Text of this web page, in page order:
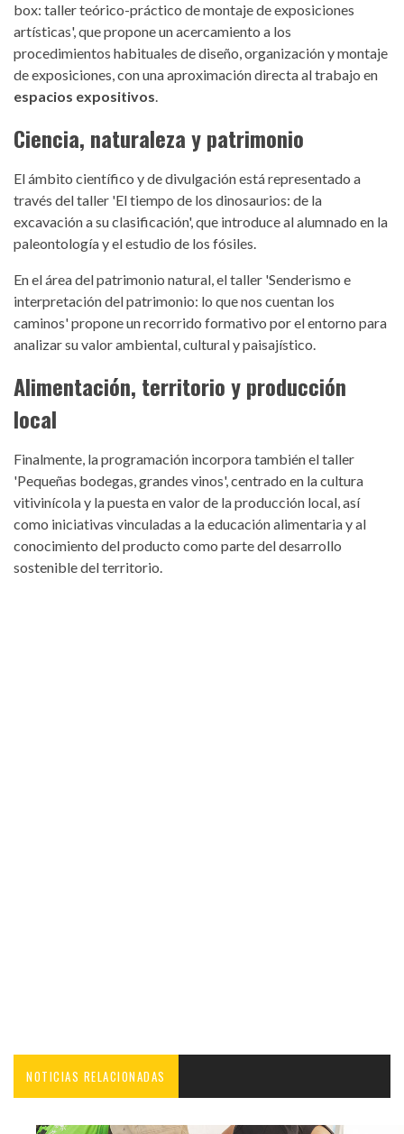
box: taller teórico-práctico de montaje de exposiciones
artísticas', que propone un acercamiento a los
procedimientos habituales de diseño, organización y montaje
de exposiciones, con una aproximación directa al trabajo en
espacios expositivos.
Ciencia, naturaleza y patrimonio
El ámbito científico y de divulgación está representado a
través del taller 'El tiempo de los dinosaurios: de la
excavación a su clasificación', que introduce al alumnado en la
paleontología y el estudio de los fósiles.
En el área del patrimonio natural, el taller 'Senderismo e
interpretación del patrimonio: lo que nos cuentan los
caminos'propone un recorrido formativo por el entorno para
analizar su valor ambiental, cultural y paisajístico.
Alimentación, territorio y producción
local
Finalmente, la programación incorpora también el taller
'Pequeñas bodegas, grandes vinos', centrado en la cultura
vitivinícola y la puesta en valor de la producción local, así
como iniciativas vinculadas a la educación alimentaria y al
conocimiento del producto como parte del desarrollo
sostenible del territorio.
NOTICIAS RELACIONADAS